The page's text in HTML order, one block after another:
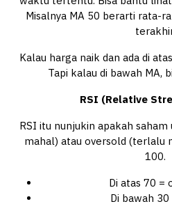
Misalnya MA 50 berarti rata-
Kalau harga naik dan ada di
Tapi kalau di bawah MA,
RSI (Relative
RSI itu nunjukin apakah
mahal) atau oversold (terlalu
100.
Di atas 70 =
Di bawah